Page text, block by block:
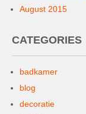
August 2015
CATEGORIES
badkamer
blog
decoratie